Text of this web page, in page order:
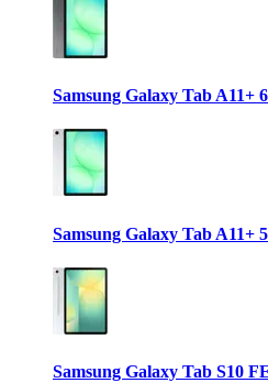
Samsung Galaxy Tab A11+
Samsung Galaxy Tab A11+
Samsung Galaxy Tab S10